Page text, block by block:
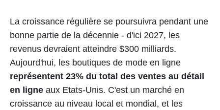
La croissance régulière se poursuivra pendant une
bonne partie de la décennie - d'ici 2027, les
revenus devraient atteindre $300 milliards.
Aujourd'hui, les boutiques de mode en ligne
représentent 23% du total des ventes au détail
en ligne aux Etats-Unis. C'est un marché en
croissance au niveau local et mondial, et les